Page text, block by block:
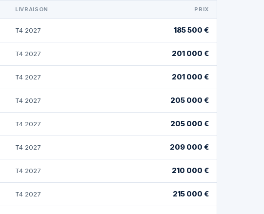
LIVRAISON PRIX
T4 2027 185 500 €
T4 2027 201 000 €
T4 2027 201 000 €
T4 2027 205 000 €
T4 2027 205 000 €
T4 2027 209 000 €
T4 2027 210 000 €
T4 2027 215 000 €